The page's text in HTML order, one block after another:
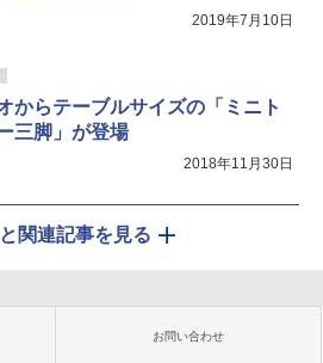
2019年7月10日
からテーブルサイズの「ミニト
三脚」が登場
2018年11月30日
関連記事を見る
お問い合わせ